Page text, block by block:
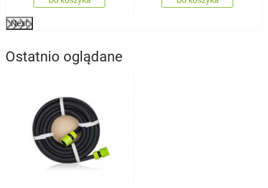
Next
Ostatnio oglądane